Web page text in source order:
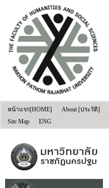
หน้าแรก[HOME] About [ประวัติ]
Site Map
ENG